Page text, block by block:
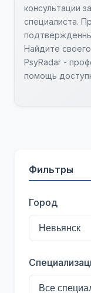
Фильтры
Город
консультации
специалиста.
Найдите
PsyRadar -
помощь